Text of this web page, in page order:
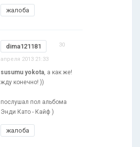
жалоба
dima121181 30
апреля 2013 21:33
susumu yokota , а как же!
жду конечно! ))
послушал пол альбома
Энди Като - Кайф )
жалоба